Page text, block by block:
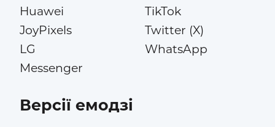
Huawei
JoyPixels
LG
Messenger
TikTok
Twitter (X)
WhatsApp
Версії емодзі